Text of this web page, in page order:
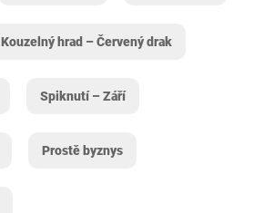
Kouzelný hrad – Červený drak
Spiknutí – Září
Prostě byznys